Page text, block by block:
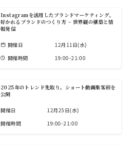
Instagramを活用したブランドマーケティング。
好かれるブランドのつくり方 – 世界観の構築と情
報発信
開催日
12月11日(水)
開催時間
19:00-21:00
2025年のトレンド先取り。ショート動画集客術を
公開
開催日
12月25日(水)
開催時間
19:00-21:00